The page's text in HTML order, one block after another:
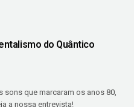
do Quântico
sons que marcaram os anos 80,
a nossa entrevista!